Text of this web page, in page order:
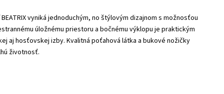
vyniká jednoduchým, no štýlovým dizajnom s možnosťou
úložnému priestoru a bočnému výklopu je praktickým
aj hosťovskej izby. Kvalitná poťahová látka a bukové nožičky
životnosť.